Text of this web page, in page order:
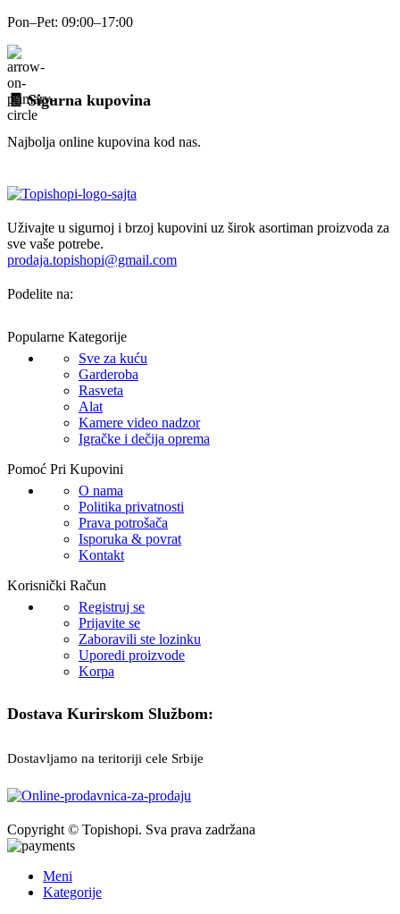
Pon–Pet: 09:00–17:00
🧾 Sigurna kupovina
Najbolja online kupovina kod nas.
Uživajte u sigurnoj i brzoj kupovini uz širok asortiman proizvoda za
sve vaše potrebe.
prodaja.topishopi@gmail.com
Podelite na:
Popularne Kategorije
Sve za kuću
Garderoba
Rasveta
Alat
Kamere video nadzor
Igračke i dečija oprema
Pomoć Pri Kupovini
O nama
Politika privatnosti
Prava potrošača
Isporuka & povrat
Kontakt
Korisnički Račun
Registruj se
Prijavite se
Zaboravili ste lozinku
Uporedi proizvode
Korpa
Dostava Kurirskom Službom:
Dostavljamo na teritoriji cele Srbije
Copyright © Topishopi. Sva prava zadržana
Meni
Kategorije